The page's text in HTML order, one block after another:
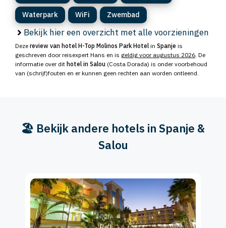
Waterpark WiFi Zwembad
Bekijk hier een overzicht met alle voorzieningen
Deze review van hotel H-Top Molinos Park Hotel in Spanje is
geschreven door reisexpert Hans en is geldig voor augustus 2026 . De
informatie over dit hotel in Salou (Costa Dorada) is onder voorbehoud
van (schrijf)fouten en er kunnen geen rechten aan worden ontleend.
🏖️ Bekijk andere hotels in Spanje &
Salou